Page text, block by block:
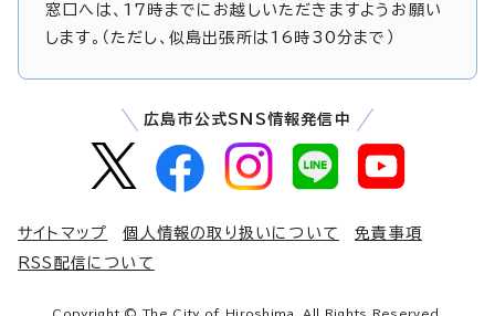
窓口へは、17時までにお越しいただきますようお願い
します。（ただし、似島出張所は16時30分まで）
広島市公式SNS情報発信中
サイトマップ 個人情報の取り扱いについて
免責事項
RSS配信について
Copyright © The City of Hiroshima. All Rights Reserved.